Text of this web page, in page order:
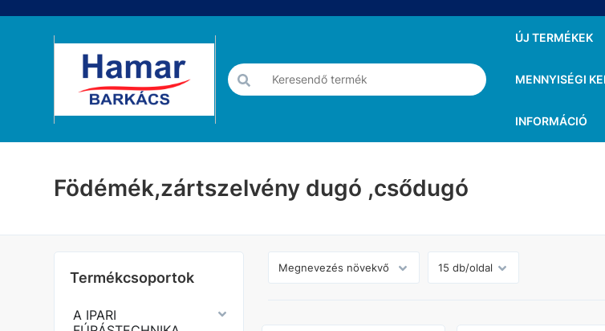
ÚJ TERMÉKEK
MENNYISÉGI
INFORMÁCIÓ
Födémék,zártszelvény dugó ,csődugó
Termékcsoportok
A IPARI